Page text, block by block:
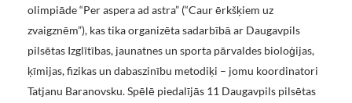
olimpiāde “Per aspera ad astra” (“Caur ērkšķiem uz
zvaigznēm”), kas tika organizēta sadarbībā ar Daugavpils
pilsētas Izglītības, jaunatnes un sporta pārvaldes bioloģijas,
ķīmijas, fizikas un dabaszinību metodiķi – jomu koordinatori
Tatjanu Baranovsku. Spēlē piedalījās 11 Daugavpils pilsētas